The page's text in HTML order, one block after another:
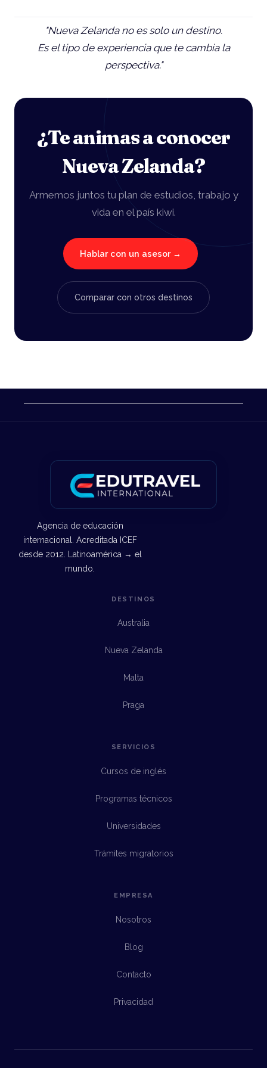
"Nueva Zelanda no es solo un destino.
Es el tipo de experiencia que te cambia la
perspectiva."
¿Te animas a conocer
Nueva Zelanda?
Armemos juntos tu plan de estudios, trabajo y
vida en el país kiwi.
Hablar con un asesor →
Comparar con otros destinos
Agencia de educación
internacional. Acreditada ICEF
desde 2012. Latinoamérica → el
mundo.
DESTINOS
Australia
Nueva Zelanda
Malta
Praga
SERVICIOS
Cursos de inglés
Programas técnicos
Universidades
Trámites migratorios
EMPRESA
Nosotros
Blog
Contacto
Privacidad